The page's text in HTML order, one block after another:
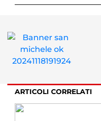
ARTICOLI CORRELATI